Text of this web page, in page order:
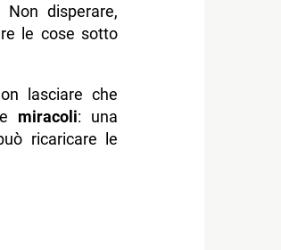
Non disperare,
le cose sotto
lasciare che
miracoli: una
ricaricare le